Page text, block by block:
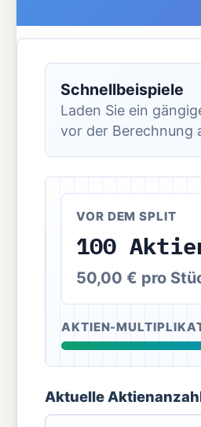
Schnellbeispiele
Laden Sie ein
vor der Berechnung
VOR DEM SPLIT
100
50,00 € pro
AKTIEN-
Aktuelle